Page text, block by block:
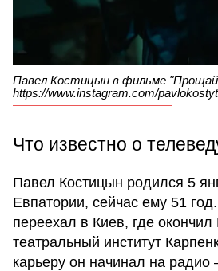
Павел Костицын в фильме
https://www.instagram.com/
Что известно о
Павел Костицын родился 5
Евпатории, сейчас ему 51
переехал в Киев, где окончил
театральный институт
карьеру он начинал на